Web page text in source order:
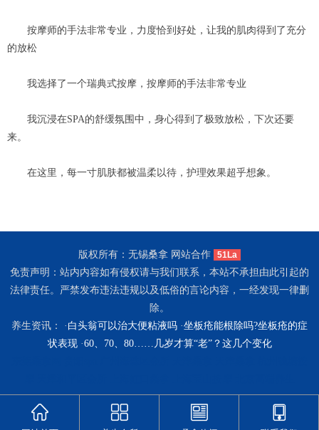
按摩师的手法非常专业，力度恰到好处，让我的肌肉得到了充分
的放松
我选择了一个瑞典式按摩，按摩师的手法非常专业
我沉浸在SPA的舒缓氛围中，身心得到了极致放松，下次还要
来。
在这里，每一寸肌肤都被温柔以待，护理效果超乎想象。
版权所有：无锡桑拿 网站合作 51La
免责声明：站内内容如有侵权请与我们联系，本站不承担由此引起的
法律责任。严禁发布违法违规以及低俗的言论内容，一经发现一律删
除。
养生资讯： · 白头翁可以治大便粘液吗 ·坐板疮能根除吗?坐板疮的症
状表现·60、70、80……几岁才算“老”？这几个变化